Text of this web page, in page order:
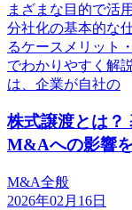
まざまな目的で活
分社化の基本的な
るケースメリット
でわかりやすく解
は、企業が自社の
株式譲渡とは？
M&Aへの影響
M&A全般
2026年02月16日